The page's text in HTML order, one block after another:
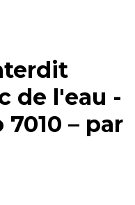
de l'eau -
– par